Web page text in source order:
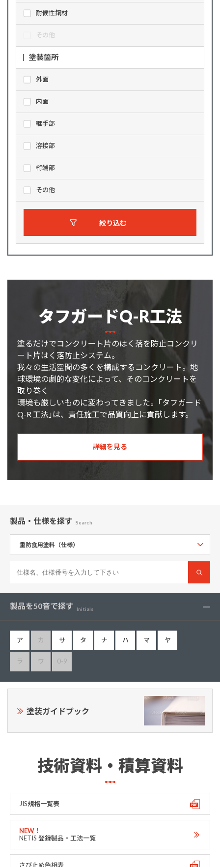
耐候性鋼材
その他
塗装箇所
外面
内面
継手部
溶接部
桁端部
その他
絞り込む
タフガードQ-R工法
塗るだけでコンクリート片のはく落を防止コンクリ
ート片はく落防止システム。
我々の生活空間の多くを構成するコンクリート。地
球環境の劇的な変化によって、そのコンクリートを
取り巻く
環境も厳しいものに変わってきました。｢タフガード
Q-R 工法｣は、責任施工で品質向上に貢献します。
詳細を見る
製品・仕様を探す Search
製品を50音で探す Initials
ア カ サ タ ナ ハ マ ヤ
ラ ワ 0-9
塗装ガイドブック
技術資料・積算資料
JIS規格一覧表
NETIS 登録製品・工法一覧
さび止め色相表